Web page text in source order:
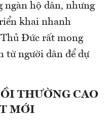
ngàn hộ dân, nhưng
khai nhanh
Thủ Đức rất mong
từ người dân để dự
THƯỜNG CAO
MỚI